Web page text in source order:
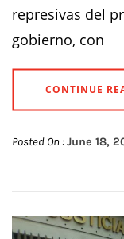
represivas del
gobierno, con
CONTINUE
Posted On :June 18,